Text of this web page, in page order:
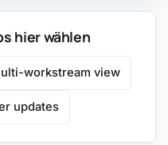
hier wählen
workstream view
updates